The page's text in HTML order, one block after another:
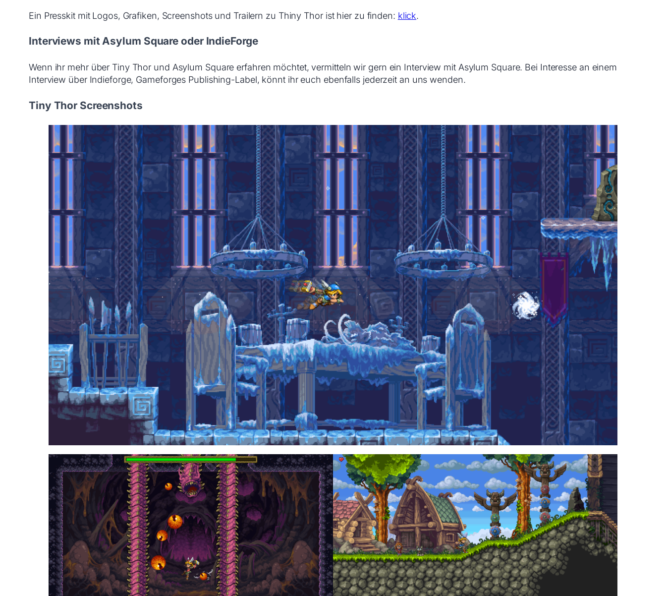
Ein Presskit mit Logos, Grafiken, Screenshots und Trailern zu Thiny Thor ist hier zu finden: klick.
Interviews mit Asylum Square oder IndieForge
Wenn ihr mehr über Tiny Thor und Asylum Square erfahren möchtet, vermitteln wir gern ein Interview mit Asylum Square. Bei Interesse an einem
Interview über Indieforge, Gameforges Publishing-Label, könnt ihr euch ebenfalls jederzeit an uns wenden.
Tiny Thor Screenshots